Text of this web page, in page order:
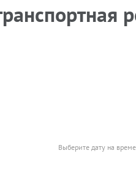
Выберите дату на